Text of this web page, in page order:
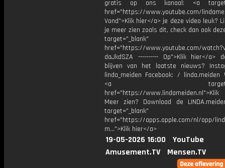
gratis op ons kanaal: <a
href="https://www.youtube.com/
Vond">Klik hier</a> je deze video leuk?
je meer zien zoals dit, check dan ook
target="_blank"
href="https://www.youtube.com/
daJkdSZA ---------- Op">Klik hier</a>
blijven van het laatste nieuws?
linda_meiden Facebook: / linda.meiden
<a
href="https://
Meer zien? Download de
target="_blank"
href="https://apps.apple.com/nl/app/
m...">Klik hier</a>
19-05-2026 16:00
YouTube
Amusement.TV
Mensen.TV